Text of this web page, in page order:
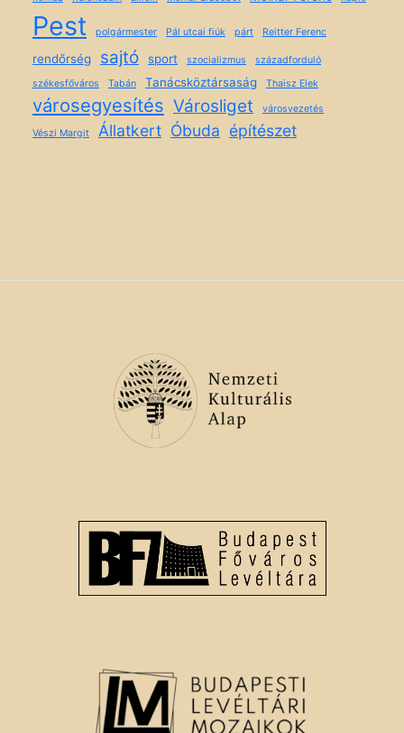
Pest polgármester Pál utcai fiúk párt Reitter Ferenc
rendőrség sajtó sport szocializmus
századforduló
székesfőváros
Tabán Tanácsköztársaság Thaisz Elek
városegyesítés Városliget városvezetés
Vészi Margit Állatkert Óbuda építészet